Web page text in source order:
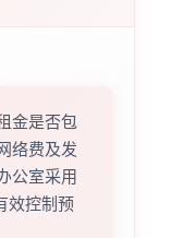
金是否包
络费及发
公室采用
效控制预